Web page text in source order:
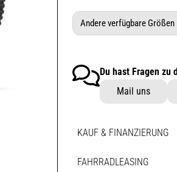
Andere verfügbare Größen
Du hast Fragen zu
Mail uns
KAUF & FINANZIERUNG
FAHRRADLEASING